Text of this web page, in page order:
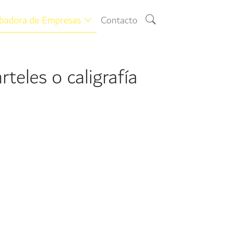
de Empresas Contacto
o caligrafía